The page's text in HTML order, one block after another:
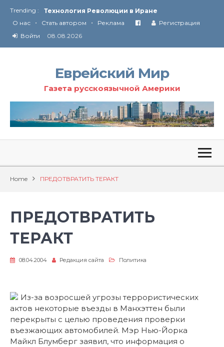
Trending :
Технология Революции в Иране
От Ирана до Ливана и Газы
О нас • Стать автором • Реклама
Регистрация
Войти
08.08.2026
Еврейский Мир
Газета русскоязычной Америки
Home ПРЕДОТВРАТИТЬ ТЕРАКТ
ПРЕДОТВРАТИТЬ
ТЕРАКТ
08.04.2004 Редакция сайта Политика
Из-за возросшей угрозы террористических
актов некоторые въезды в Манхэттен были
перекрыты с целью проведения проверки
въезжающих автомобилей. Мэр Нью-Йорка
Майкл Блумберг заявил, что информация о